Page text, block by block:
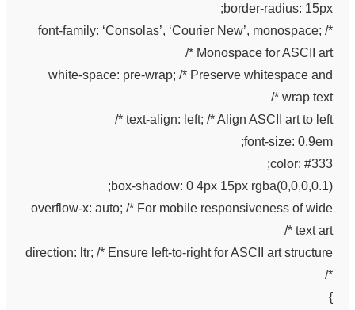
border-radius: 15px;
font-family: ‘Consolas’, ‘Courier New’, monospace; /*
Monospace for ASCII art */
white-space: pre-wrap; /* Preserve whitespace and
wrap text */
text-align: left; /* Align ASCII art to left */
font-size: 0.9em;
color: #333;
box-shadow: 0 4px 15px rgba(0,0,0,0.1);
overflow-x: auto; /* For mobile responsiveness of wide
text art */
direction: ltr; /* Ensure left-to-right for ASCII art structure
*/
}